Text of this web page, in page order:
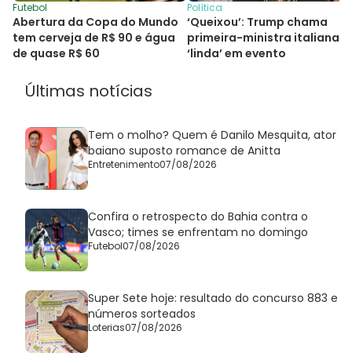
Futebol
Abertura da Copa do Mundo
tem cerveja de R$ 90 e água
de quase R$ 60
Política
‘Queixou’: Trump chama
primeira-ministra italiana
‘linda’ em evento
Últimas notícias
Tem o molho? Quem é Danilo Mesquita, ator
baiano suposto romance de Anitta
Entretenimento07/08/2026
Confira o retrospecto do Bahia contra o
Vasco; times se enfrentam no domingo
Futebol07/08/2026
Super Sete hoje: resultado do concurso 883 e
números sorteados
Loterias07/08/2026